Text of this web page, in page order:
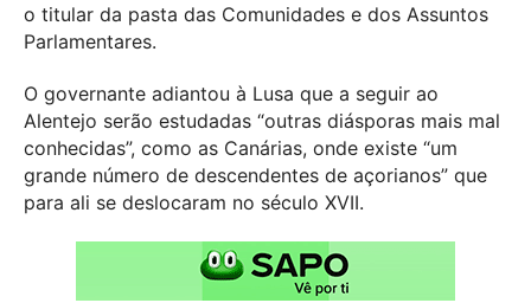
o titular da pasta das Comunidades e dos Assuntos
Parlamentares.
O governante adiantou à Lusa que a seguir ao
Alentejo serão estudadas “outras diásporas mais mal
conhecidas”, como as Canárias, onde existe “um
grande número de descendentes de açorianos” que
para ali se deslocaram no século XVII.